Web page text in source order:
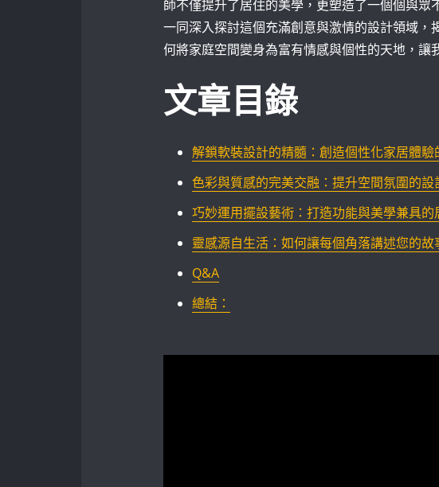
師不僅提升了居住的美學，更塑造了一個個與
一同深入探討這個充滿創意與激情的設計領域
何將家庭空間變身為富有情感與個性的天地，讓
文章目錄
解鎖軟裝設計的精髓：創造個性化家居體驗
色彩與質感的完美交融：提升空間氛圍的設
巧妙運用擺設藝術：打造功能與美學兼具的
靈感源自生活：如何讓每個角落講述您的故
Q&A
總結：